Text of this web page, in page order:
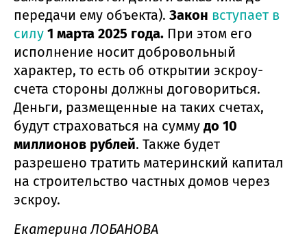
передачи ему объекта). Закон вступает в
силу 1 марта 2025 года. При этом его
исполнение носит добровольный
характер, то есть об открытии эскроу-
счета стороны должны договориться.
Деньги, размещенные на таких счетах,
будут страховаться на сумму до 10
миллионов рублей. Также будет
разрешено тратить материнский капитал
на строительство частных домов через
эскроу.
Екатерина ЛОБАНОВА